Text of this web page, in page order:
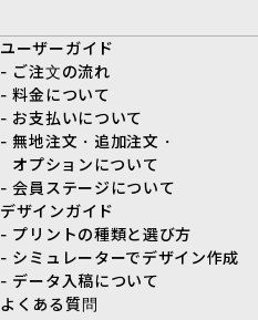
ユーザーガイド
- ご注文の流れ
- 料金について
- お支払いについて
- 無地注文・追加注文・
オプションについて
- 会員ステージについて
デザインガイド
- プリントの種類と選び方
- シミュレーターでデザイン作成
- データ入稿について
よくある質問